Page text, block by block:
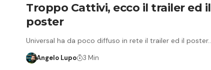
Troppo Cattivi, ecco il trailer ed il
poster
Universal ha da poco diffuso in rete il trailer ed il
Angelo Lupo 3 Min